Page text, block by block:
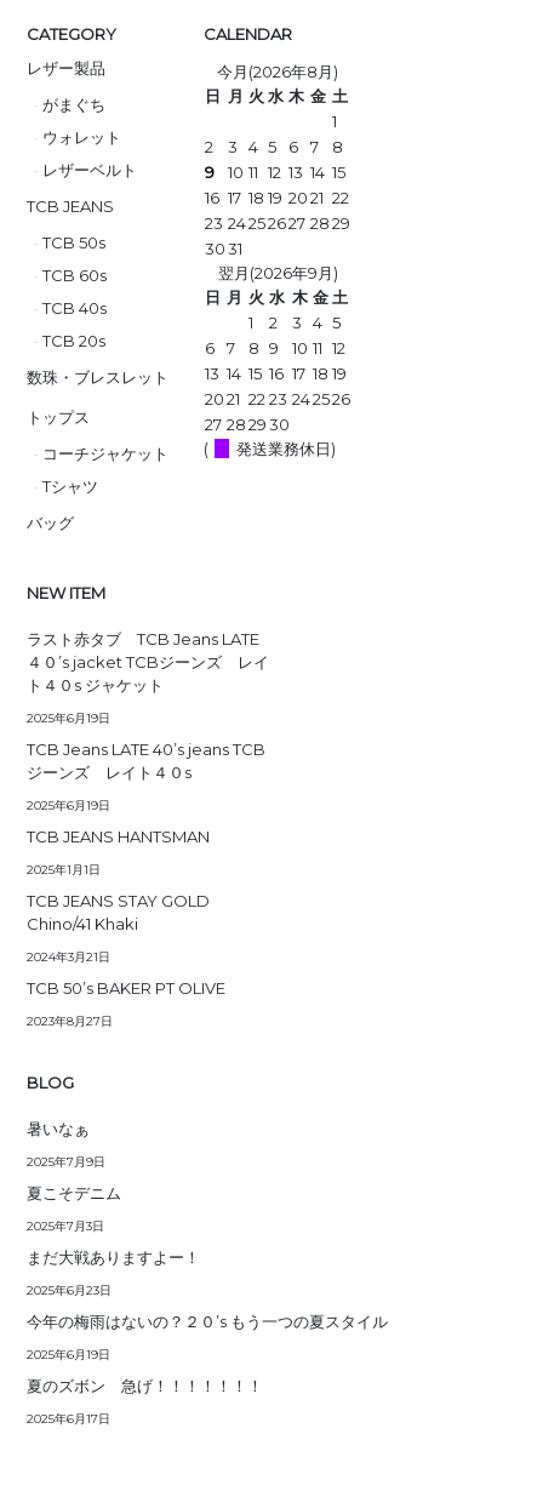
CATEGORY
レザー製品
がまぐち
ウォレット
レザーベルト
TCB JEANS
TCB 50s
TCB 60s
TCB 40s
TCB 20s
数珠・ブレスレット
トップス
コーチジャケット
Tシャツ
バッグ
CALENDAR
今月(2026年8月)
日 月 火 水 木 金 土
1
2
3 4 5 6 7
8
9
10 11 12 13 14 15
16 17 18 19 20 21 22
23 24252627 28 29
30 31
翌月(2026年9月)
日 月 火 水 木 金 土
1
2 3 4 5
6
7 8 9 10 11 12
13 14 15 16 17 18 19
20 21 22 23 242526
27 28 29 30
(
発送業務休日)
NEW ITEM
ラスト赤タブ TCB Jeans LATE
４０’s jacket TCBジーンズ レイ
ト４０s ジャケット
2025年6月19日
TCB Jeans LATE 40’s jeans TCB
ジーンズ レイト４０s
2025年6月19日
TCB JEANS HANTSMAN
2025年1月1日
TCB JEANS STAY GOLD
Chino/41 Khaki
2024年3月21日
TCB 50’s BAKER PT OLIVE
2023年8月27日
BLOG
暑いなぁ
2025年7月9日
夏こそデニム
2025年7月3日
まだ大戦ありますよー！
2025年6月23日
今年の梅雨はないの？２０’s もう一つの夏スタイル
2025年6月19日
夏のズボン 急げ！！！！！！！
2025年6月17日